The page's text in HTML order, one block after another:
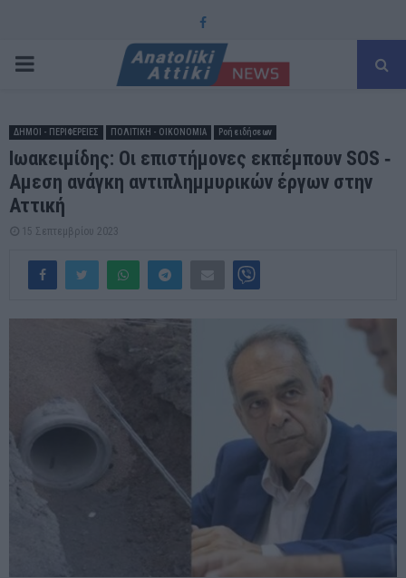
Facebook
PRIMARY
ΔΗΜΟΙ - ΠΕΡΙΦΕΡΕΙΕΣ ΠΟΛΙΤΙΚΗ - ΟΙΚΟΝΟΜΙΑ Ροή ειδήσεων
Ιωακειμίδης: Οι επιστήμονες εκπέμπουν SOS ‑
Αμεση ανάγκη αντιπλημμυρικών έργων στην
Αττική
15 Σεπτεμβρίου 2023